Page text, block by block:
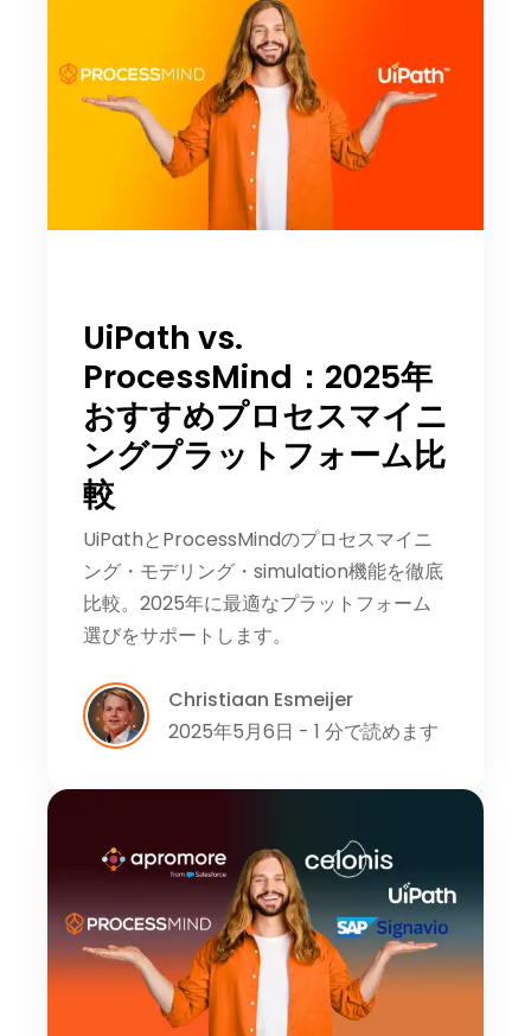
UiPath vs.
ProcessMind：2025年
おすすめプロセスマイニ
ングプラットフォーム比
較
UiPathとProcessMindのプロセスマイニ
ング・モデリング・simulation機能を徹底
比較。2025年に最適なプラットフォーム
選びをサポートします。
Christiaan Esmeijer
2025年5月6日 - 1 分で読めます